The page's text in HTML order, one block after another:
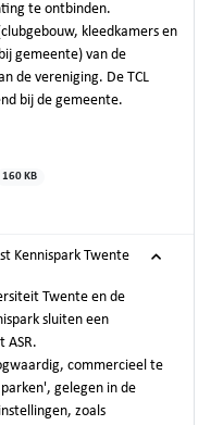
te ontbinden.
kleedkamers en
gemeente) van de
de vereniging. De TCL
bij de gemeente.
160 KB
Kennispark Twente
Twente en de
sluiten een
ASR.
commercieel te
gelegen in de
zoals